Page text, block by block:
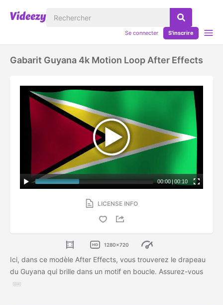
Se connecter S'inscrire
Gabarit Guyana 4k Motion Loop After Effects
00:00 | 00:10
LICENSE INFO
1280x720
Ici, dans ce modèle After Effects, vous trouverez le drapeau
du Guyana qui brille dans un motif en boucle. Assurez-vous